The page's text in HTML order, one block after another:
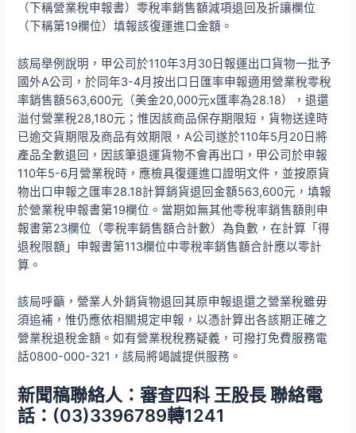
（下稱營業稅申報書）零稅率銷售額減項退回及折讓欄位
（下稱第19欄位）填報該復運進口金額。
該局舉例說明，甲公司於110年3月30日報運出口貨物一批予
國外A公司，於同年3-4月按出口日匯率申報適用營業稅零稅
率銷售額563,600元（美金20,000元x匯率為28.18），退還
溢付營業稅28,180元；惟因該商品保存期限短，貨物送達時
已逾交貨期限及商品有效期限，A公司遂於110年5月20日將
產品全數退回，因該筆退運貨物不會再出口，甲公司於申報
110年5-6月營業稅時，應檢具復運進口證明文件，並按原貨
物出口申報之匯率28.18計算銷貨退回金額563,600元，填報
於營業稅申報書第19欄位。當期如無其他零稅率銷售額則申
報書第23欄位（零稅率銷售額合計數）為負數，在計算「得
退稅限額」申報書第113欄位中零稅率銷售額合計應以零計
算。
該局呼籲，營業人外銷貨物退回其原申報退還之營業稅雖毋
須追補，惟仍應依相關規定申報，以憑計算出各該期正確之
營業稅退稅金額。如有營業稅稅務疑義，可撥打免費服務電
話0800-000-321，該局將竭誠提供服務。
新聞稿聯絡人：審查四科 王股長 聯絡電
話：(03)3396789轉1241